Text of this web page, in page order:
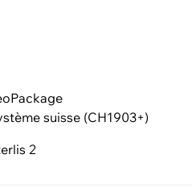
suisse (CH1903+)
2